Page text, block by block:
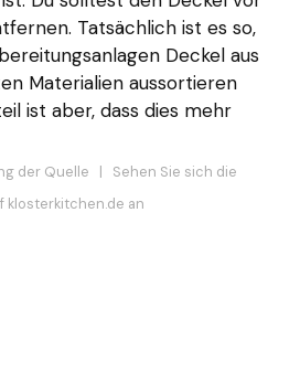
Tatsächlich ist es so,
Deckel aus
Materialien aussortieren
ist aber, dass dies mehr
der Quelle | Sehen Sie sich die
klosterkitchen.de an